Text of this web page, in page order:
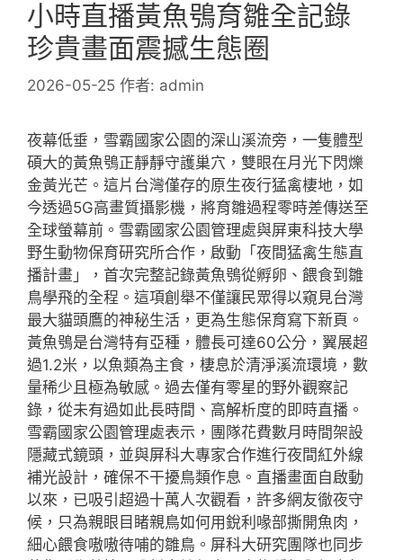
小時直播黃魚鴞育雛全記錄
珍貴畫面震撼生態圈
2026-05-25 作者: admin
夜幕低垂，雪霸國家公園的深山溪流旁，一隻體型
碩大的黃魚鴞正靜靜守護巢穴，雙眼在月光下閃爍
金黃光芒。這片台灣僅存的原生夜行猛禽棲地，如
今透過5G高畫質攝影機，將育雛過程零時差傳送至
全球螢幕前。雪霸國家公園管理處與屏東科技大學
野生動物保育研究所合作，啟動「夜間猛禽生態直
播計畫」，首次完整記錄黃魚鴞從孵卵、餵食到雛
鳥學飛的全程。這項創舉不僅讓民眾得以窺見台灣
最大貓頭鷹的神秘生活，更為生態保育寫下新頁。
黃魚鴞是台灣特有亞種，體長可達60公分，翼展超
過1.2米，以魚類為主食，棲息於清淨溪流環境，數
量稀少且極為敏感。過去僅有零星的野外觀察記
錄，從未有過如此長時間、高解析度的即時直播。
雪霸國家公園管理處表示，團隊花費數月時間架設
隱藏式鏡頭，並與屏科大專家合作進行夜間紅外線
補光設計，確保不干擾鳥類作息。直播畫面自啟動
以來，已吸引超過十萬人次觀看，許多網友徹夜守
候，只為親眼目睹親鳥如何用銳利喙部撕開魚肉，
細心餵食嗷嗷待哺的雛鳥。屏科大研究團隊也同步